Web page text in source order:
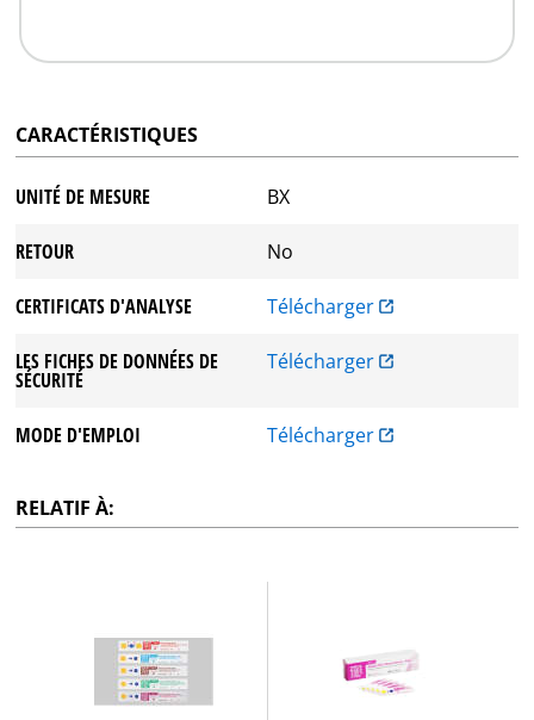
CARACTÉRISTIQUES
UNITÉ DE MESURE BX
RETOUR No
CERTIFICATS D'ANALYSE Télécharger
LES FICHES DE DONNÉES DE
SÉCURITÉ
Télécharger
MODE D'EMPLOI Télécharger
RELATIF À: